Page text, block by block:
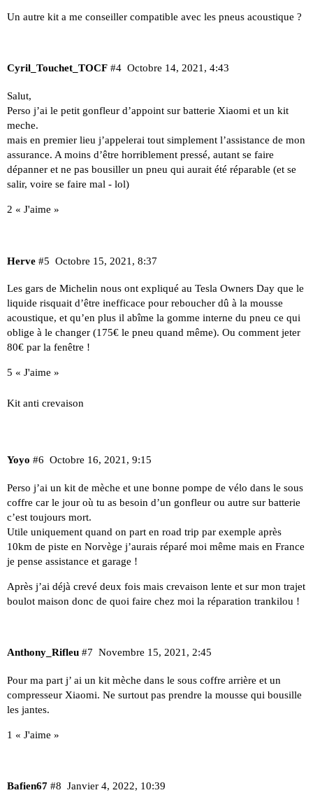
Un autre kit a me conseiller compatible avec les pneus acoustique ?
Cyril_Touchet_TOCF Octobre 14, 2021, 4:43
#4
Salut,
Perso j’ai le petit gonfleur d’appoint sur batterie Xiaomi et un kit
meche.
mais en premier lieu j’appelerai tout simplement l’assistance de mon
assurance. A moins d’être horriblement pressé, autant se faire
dépanner et ne pas bousiller un pneu qui aurait été réparable (et se
salir, voire se faire mal - lol)
2 « J'aime »
Herve Octobre 15, 2021, 8:37
#5
Les gars de Michelin nous ont expliqué au Tesla Owners Day que le
liquide risquait d’être inefficace pour reboucher dû à la mousse
acoustique, et qu’en plus il abîme la gomme interne du pneu ce qui
oblige à le changer (175€ le pneu quand même). Ou comment jeter
80€ par la fenêtre !
5 « J'aime »
Kit anti crevaison
Yoyo Octobre 16, 2021, 9:15
#6
Perso j’ai un kit de mèche et une bonne pompe de vélo dans le sous
coffre car le jour où tu as besoin d’un gonfleur ou autre sur batterie
c’est toujours mort.
Utile uniquement quand on part en road trip par exemple après
10km de piste en Norvège j’aurais réparé moi même mais en France
je pense assistance et garage !
Après j’ai déjà crevé deux fois mais crevaison lente et sur mon trajet
boulot maison donc de quoi faire chez moi la réparation trankilou !
Anthony_Rifleu Novembre 15, 2021, 2:45
#7
Pour ma part j’ ai un kit mèche dans le sous coffre arrière et un
compresseur Xiaomi. Ne surtout pas prendre la mousse qui bousille
les jantes.
1 « J'aime »
Bafien67 Janvier 4, 2022, 10:39
#8